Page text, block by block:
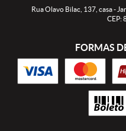
Rua Olavo Bilac, 137, casa-
CEP:
FORMAS